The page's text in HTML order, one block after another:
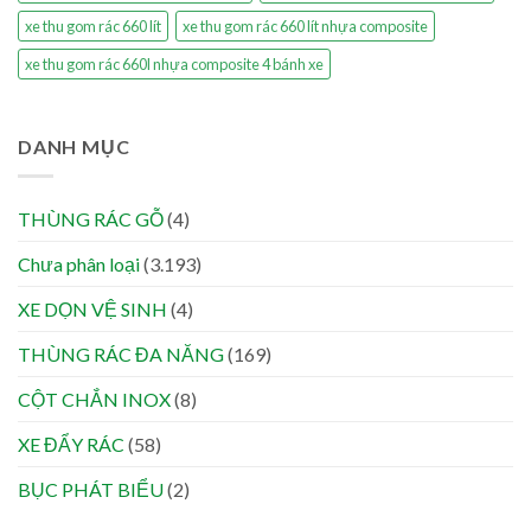
xe thu gom rác 660 lít
xe thu gom rác 660 lít nhựa composite
xe thu gom rác 660l nhựa composite 4 bánh xe
DANH MỤC
THÙNG RÁC GỖ(4)
Chưa phân loại(3.193)
XE DỌN VỆ SINH (4)
THÙNG RÁC ĐA NĂNG(169)
CỘT CHẮN INOX(8)
XE ĐẨY RÁC (58)
BỤC PHÁT BIỂU(2)